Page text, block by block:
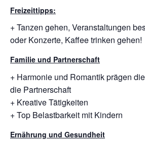
Freizeittipps:
+ Tanzen gehen, Veranstaltungen
oder Konzerte, Kaffee trinken gehen!
Familie und Partnerschaft
+ Harmonie und Romantik prägen
die Partnerschaft
+ Kreative Tätigkeiten
+ Top Belastbarkeit mit Kindern
Ernährung und Gesundheit